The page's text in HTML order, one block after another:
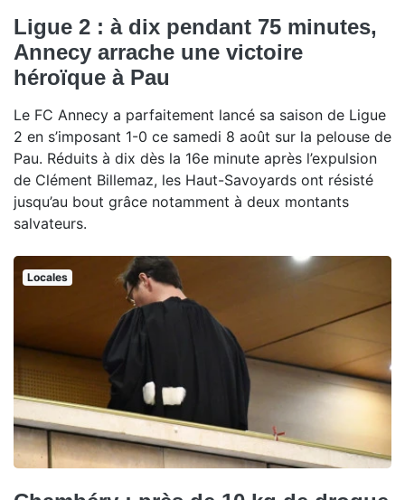
Ligue 2 : à dix pendant 75 minutes,
Annecy arrache une victoire
héroïque à Pau
Le FC Annecy a parfaitement lancé sa saison de Ligue
2 en s’imposant 1-0 ce samedi 8 août sur la pelouse de
Pau. Réduits à dix dès la 16e minute après l’expulsion
de Clément Billemaz, les Haut-Savoyards ont résisté
jusqu’au bout grâce notamment à deux montants
salvateurs.
Locales